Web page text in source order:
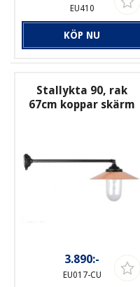
EU410
KÖP NU
Stallykta 90, rak
67cm koppar skärm
3.890:-
EU017-CU